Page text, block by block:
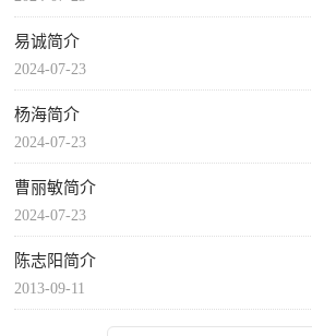
易诚简介
2024-07-23
杨海简介
2024-07-23
曹丽敏简介
2024-07-23
陈志阳简介
2013-09-11